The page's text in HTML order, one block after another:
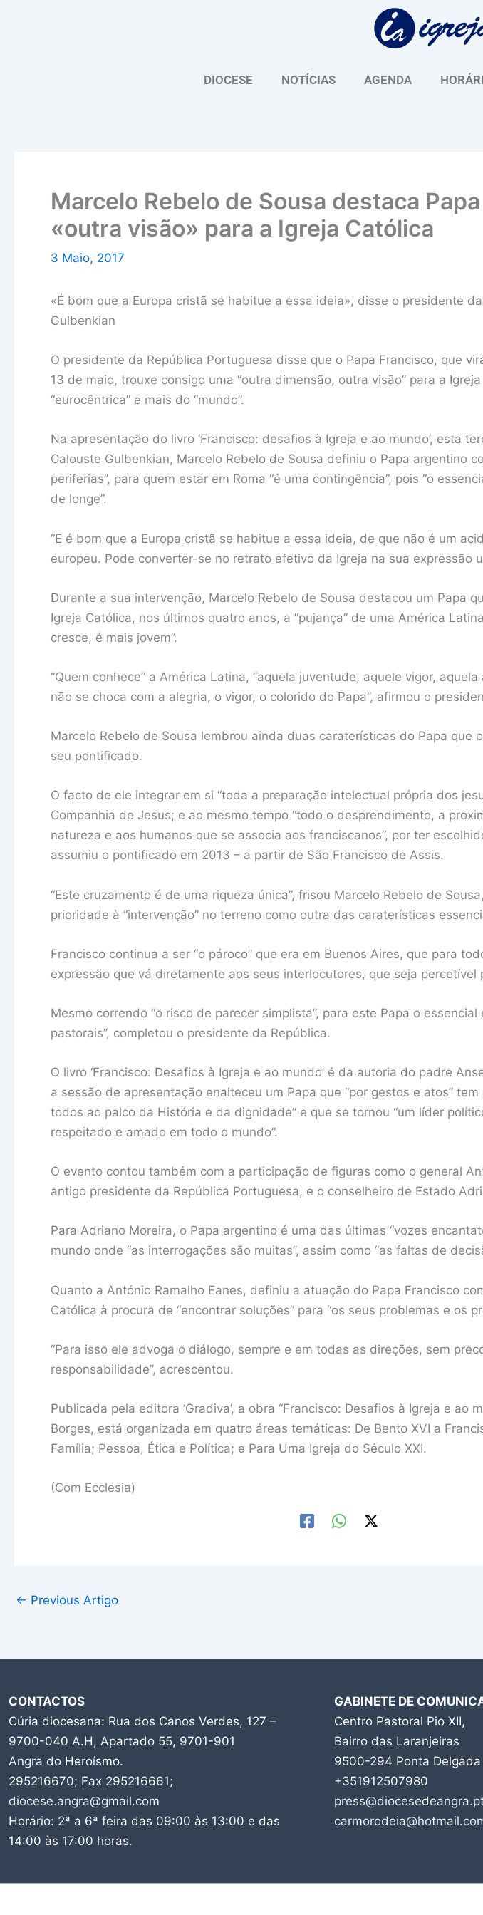
DIOCESE NOTÍCIAS AGENDA
Marcelo Rebelo de Sousa destaca
«outra visão» para a Igreja Católica
3 Maio, 2017
«É bom que a Europa cristã se habitue a essa ideia», disse o presidente
Gulbenkian
O presidente da República Portuguesa disse que o Papa Francisco, que
13 de maio, trouxe consigo uma “outra dimensão, outra visão” para a
“eurocêntrica” e mais do “mundo”.
Na apresentação do livro ‘Francisco: desafios à Igreja e ao mundo’, esta
Calouste Gulbenkian, Marcelo Rebelo de Sousa definiu o Papa argentino
periferias”, para quem estar em Roma “é uma contingência”, pois “o
de longe”.
“E é bom que a Europa cristã se habitue a essa ideia, de que não é um
europeu. Pode converter-se no retrato efetivo da Igreja na sua expressão
Durante a sua intervenção, Marcelo Rebelo de Sousa destacou um Papa
Igreja Católica, nos últimos quatro anos, a “pujança” de uma América
cresce, é mais jovem”.
“Quem conhece” a América Latina, “aquela juventude, aquele vigor,
não se choca com a alegria, o vigor, o colorido do Papa”, afirmou o
Marcelo Rebelo de Sousa lembrou ainda duas caraterísticas do Papa que
seu pontificado.
O facto de ele integrar em si “toda a preparação intelectual própria dos
Companhia de Jesus; e ao mesmo tempo “todo o desprendimento, a
natureza e aos humanos que se associa aos franciscanos”, por ter
assumiu o pontificado em 2013 – a partir de São Francisco de Assis.
“Este cruzamento é de uma riqueza única”, frisou Marcelo Rebelo de
prioridade à “intervenção” no terreno como outra das caraterísticas
Francisco continua a ser “o pároco” que era em Buenos Aires, que para
expressão que vá diretamente aos seus interlocutores, que seja percetível
Mesmo correndo “o risco de parecer simplista”, para este Papa o essencial
pastorais”, completou o presidente da República.
O livro ‘Francisco: Desafios à Igreja e ao mundo’ é da autoria do padre
a sessão de apresentação enalteceu um Papa que “por gestos e atos” tem
todos ao palco da História e da dignidade” e que se tornou “um líder
respeitado e amado em todo o mundo”.
O evento contou também com a participação de figuras como o general
antigo presidente da República Portuguesa, e o conselheiro de Estado
Para Adriano Moreira, o Papa argentino é uma das últimas “vozes
mundo onde “as interrogações são muitas”, assim como “as faltas de
Quanto a António Ramalho Eanes, definiu a atuação do Papa Francisco
Católica à procura de “encontrar soluções” para “os seus problemas e os
“Para isso ele advoga o diálogo, sempre e em todas as direções, sem
responsabilidade”, acrescentou.
Publicada pela editora ‘Gradiva’, a obra ‘‘Francisco: Desafios à Igreja e ao
Borges, está organizada em quatro áreas temáticas: De Bento XVI a
Família; Pessoa, Ética e Política; e Para Uma Igreja do Século XXI.
(Com Ecclesia)
← Previous Artigo
CONTACTOS
Cúria diocesana: Rua dos Canos Verdes, 127 –
9700-040 A.H, Apartado 55, 9701-901
Angra do Heroísmo.
295216670; Fax 295216661;
diocese.angra@gmail.com
Horário: 2ª a 6ª feira das 09:00 às 13:00 e das
14:00 às 17:00 horas.
GABINETE DE
Centro Pastoral Pio XII,
Bairro das Laranjeiras
9500-294 Ponta Delgada
+351912507980